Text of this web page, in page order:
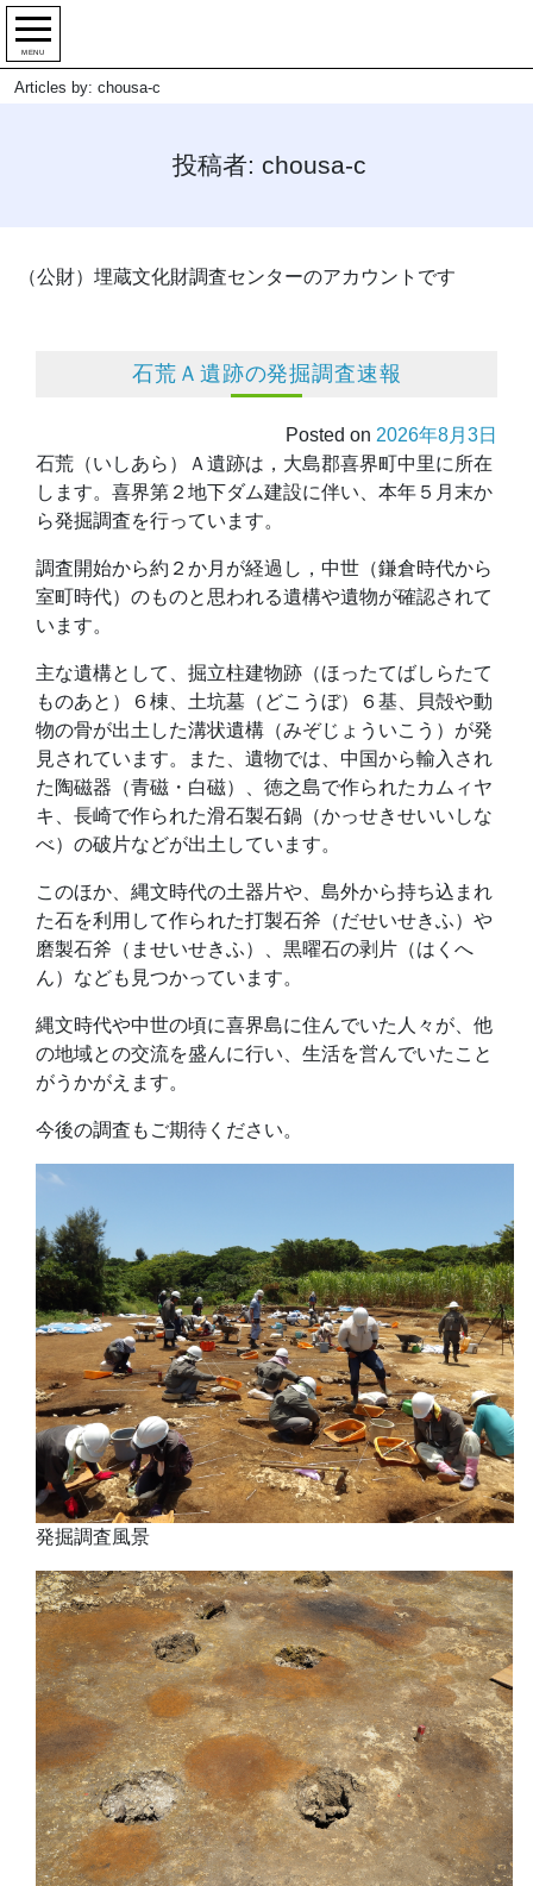
MENU
Articles by: chousa-c
投稿者: chousa-c
（公財）埋蔵文化財調査センターのアカウントです
石荒Ａ遺跡の発掘調査速報
Posted on 2026年8月3日
石荒（いしあら）Ａ遺跡は，大島郡喜界町中里に所在
します。喜界第２地下ダム建設に伴い、本年５月末か
ら発掘調査を行っています。
調査開始から約２か月が経過し，中世（鎌倉時代から
室町時代）のものと思われる遺構や遺物が確認されて
います。
主な遺構として、掘立柱建物跡（ほったてばしらたて
ものあと）６棟、土坑墓（どこうぼ）６基、貝殻や動
物の骨が出土した溝状遺構（みぞじょういこう）が発
見されています。また、遺物では、中国から輸入され
た陶磁器（青磁・白磁）、徳之島で作られたカムィヤ
キ、長崎で作られた滑石製石鍋（かっせきせいいしな
べ）の破片などが出土しています。
このほか、縄文時代の土器片や、島外から持ち込まれ
た石を利用して作られた打製石斧（だせいせきふ）や
磨製石斧（ませいせきふ）、黒曜石の剥片（はくへ
ん）なども見つかっています。
縄文時代や中世の頃に喜界島に住んでいた人々が、他
の地域との交流を盛んに行い、生活を営んでいたこと
がうかがえます。
今後の調査もご期待ください。
発掘調査風景